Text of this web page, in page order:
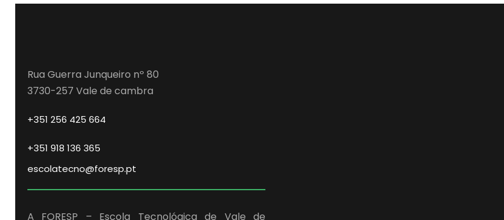
Rua Guerra Junqueiro nº 80
3730-257 Vale de cambra
+351 256 425 664
+351 918 136 365
escolatecno@foresp.pt
A FORESP – Escola Tecnológica de Vale de